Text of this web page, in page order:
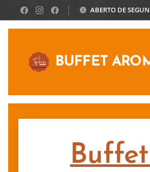
ABERTO DE
BUFFET